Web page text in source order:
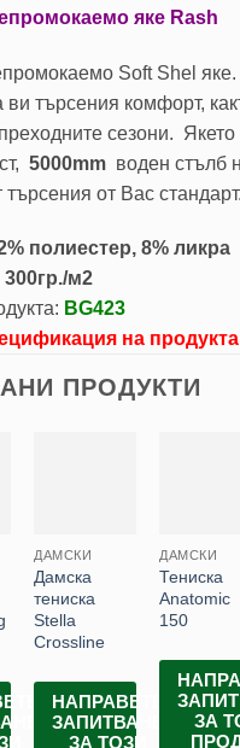
яке Rash
Soft Shel яке.
ви търсения комфорт,
сезони.
5000mmводен стълб
търсения от Вас стандарт.
полиестер, 8% ликра
300гр./м2
BG423
на продукта
ПРОДУКТИ
ДАМСКИ
Дамска
тениска
Stella
Crossline
НАПРАВЕТЕ
ЗАПИТВАНЕ
ЗА ТОЗИ
ДАМСКИ
Тениска
Anatomic
150
ЗА